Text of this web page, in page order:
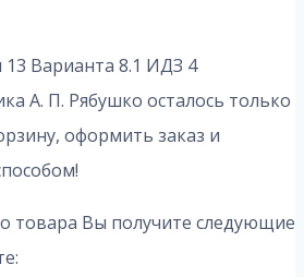
13 Варианта 8.1 ИДЗ 4
А. П. Рябушко осталось только
оформить заказ и
товара Вы получите следующие